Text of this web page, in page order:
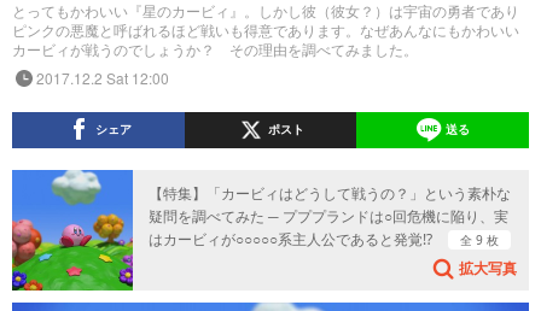
とってもかわいい『星のカービィ』。しかし彼（彼女？）は宇宙の勇者であり
ピンクの悪魔と呼ばれるほど戦いも得意であります。なぜあんなにもかわいい
カービィが戦うのでしょうか？ その理由を調べてみました。
2017.12.2 Sat 12:00
シェア ポスト 送る
【特集】「カービィはどうして戦うの？」という素朴な
疑問を調べてみた ─ プププランドは○回危機に陥り、実
はカービィが○○○○○系主人公であると発覚!?
全 9 枚
拡大写真